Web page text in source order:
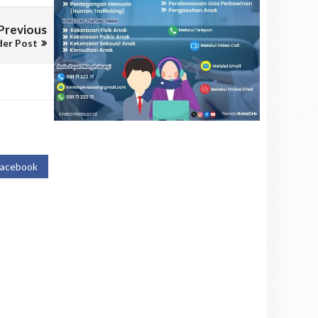
Post